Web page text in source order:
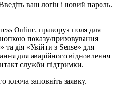
ведіть ваш логін і новий пароль.
о ключа заповніть заявку.